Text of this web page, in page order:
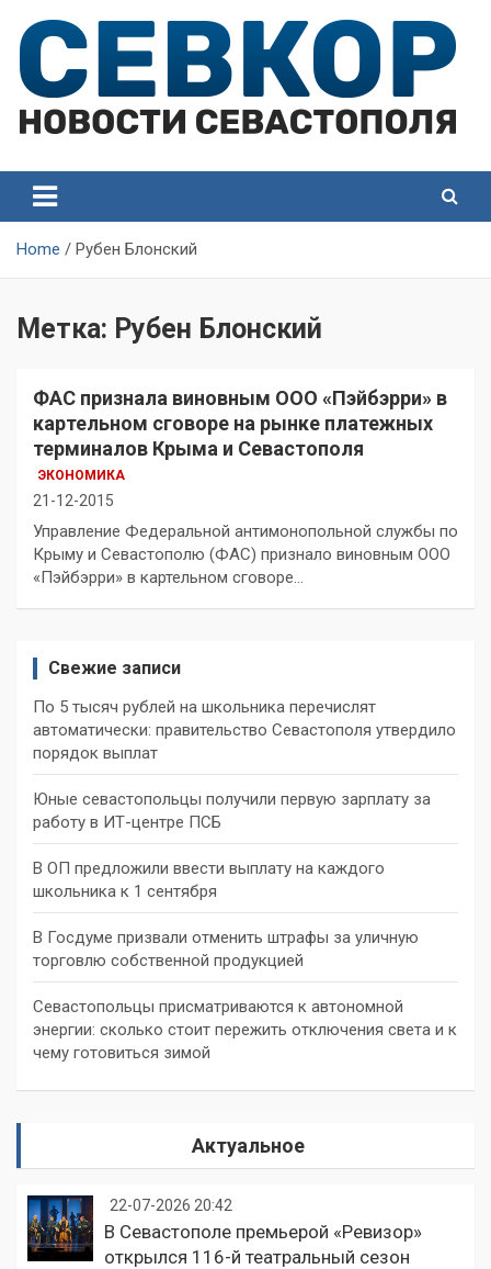
content
Севастополя
Севастополя
Home Рубен Блонский
Метка: Рубен Блонский
ФАС признала виновным ООО «Пэйбэрри» в
картельном сговоре на рынке платежных
терминалов Крыма и Севастополя
ЭКОНОМИКА
21-12-2015
Управление Федеральной антимонопольной службы по
Крыму и Севастополю (ФАС) признало виновным ООО
«Пэйбэрри» в картельном сговоре…
Свежие записи
По 5 тысяч рублей на школьника перечислят
автоматически: правительство Севастополя утвердило
порядок выплат
Юные севастопольцы получили первую зарплату за
работу в ИТ-центре ПСБ
В ОП предложили ввести выплату на каждого
школьника к 1 сентября
В Госдуме призвали отменить штрафы за уличную
торговлю собственной продукцией
Севастопольцы присматриваются к автономной
энергии: сколько стоит пережить отключения света и к
чему готовиться зимой
Актуальное
22-07-2026 20:42
В Севастополе премьерой «Ревизор»
открылся 116-й театральный сезон